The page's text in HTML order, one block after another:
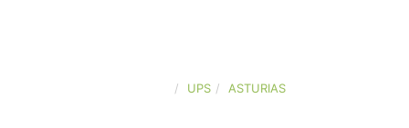
UPS ASTURIAS